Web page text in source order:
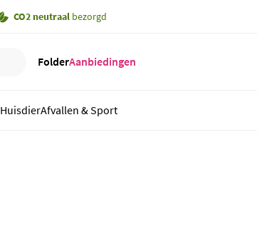
CO2 neutraal bezorgd
FolderAanbiedingen
HuisdierAfvallen & Sport